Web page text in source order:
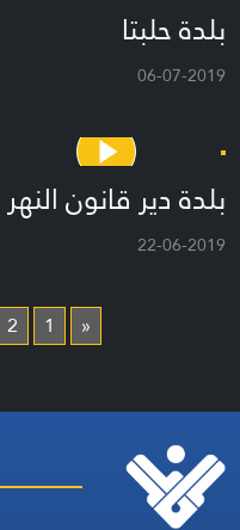
بلدة حلبتا
06-07-2019
بلدة دير قانون النهر
22-06-2019
«
1
2